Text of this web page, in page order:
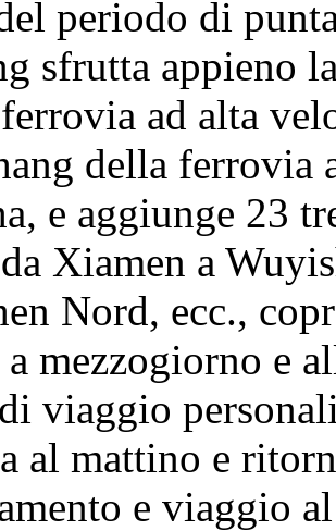
periodo di
sfrutta appieno
ad alta
della ferrovia
e aggiunge 23
Xiamen a
Nord, ecc.,
mezzogiorno e
viaggio
al mattino e
e viaggio